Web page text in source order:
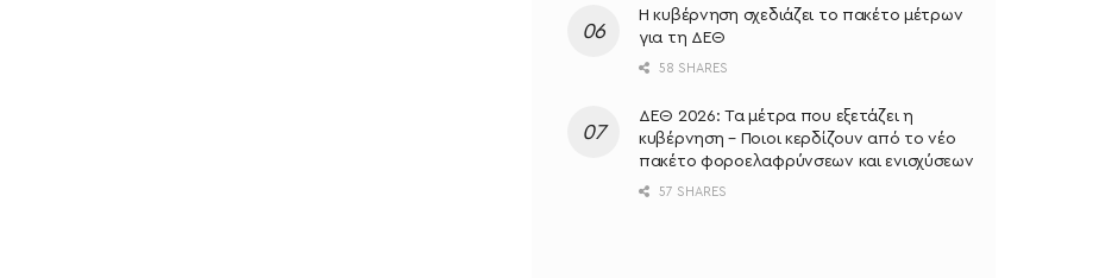
Η κυβέρνηση σχεδιάζει το πακέτο μέτρων
για τη ΔΕΘ
58 SHARES
ΔΕΘ 2026: Τα μέτρα που εξετάζει η
κυβέρνηση – Ποιοι κερδίζουν από το νέο
πακέτο φοροελαφρύνσεων και ενισχύσεων
57 SHARES